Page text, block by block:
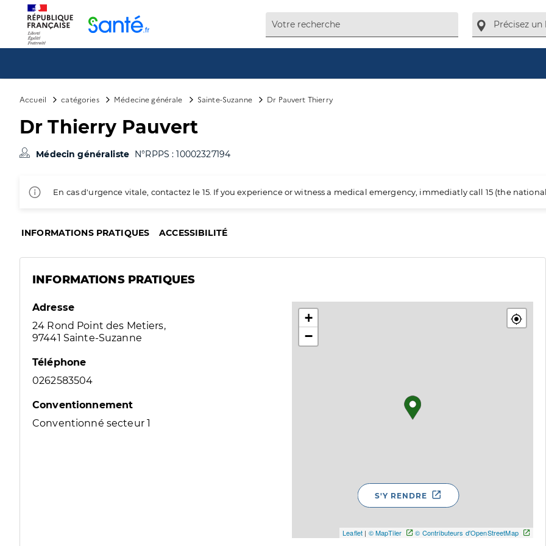
Accueil catégories Médecine générale Sainte-Suzanne Dr Pauvert Thierry
Dr Thierry Pauvert
Médecin généraliste N°RPPS : 10002327194
En cas d'urgence vitale, contactez le 15. If you experience or witness a medical emergency, immediatly call 15 (the
INFORMATIONS PRATIQUES ACCESSIBILITÉ
INFORMATIONS PRATIQUES
Adresse
24 Rond Point des Metiers,
97441 Sainte-Suzanne
Téléphone
0262583504
Conventionnement
Conventionné secteur 1
+
−
Leaflet | © MapTiler © Contributeurs d'OpenStreetMap
S'Y RENDRE
Panneau de gestion des cookies